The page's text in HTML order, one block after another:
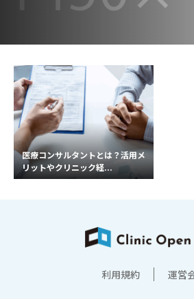
医療コンサルタントとは？活用メ
リットやクリニック経...
利用規約 運営